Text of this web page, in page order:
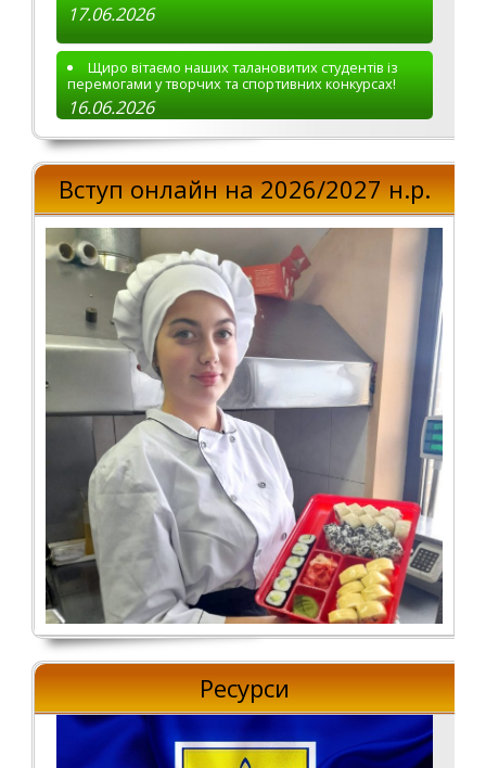
17.06.2026
Щиро вітаємо наших талановитих студентів із
перемогами у творчих та спортивних конкурсах!
16.06.2026
Вступ онлайн на 2026/2027 н.р.
Ресурси